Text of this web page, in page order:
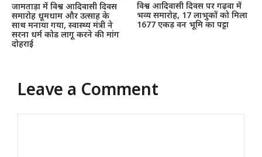
जामताड़ा में विश्व आदिवासी दिवस
समारोह धूमधाम और उत्साह के
साथ मनाया गया, स्वास्थ्य मंत्री ने
सरना धर्म कोड लागू करने की मांग
दोहराई
विश्व आदिवासी दिवस पर गढ़वा में
भव्य समारोह, 17 लाभुकों को मिला
1677 एकड़ वन भूमि का पट्टा
Leave a Comment